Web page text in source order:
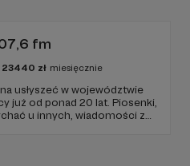
fm
23440 zł miesięcznie
usłyszeć w województwie
już od ponad 20 lat. Piosenki,
u innych, wiadomości z